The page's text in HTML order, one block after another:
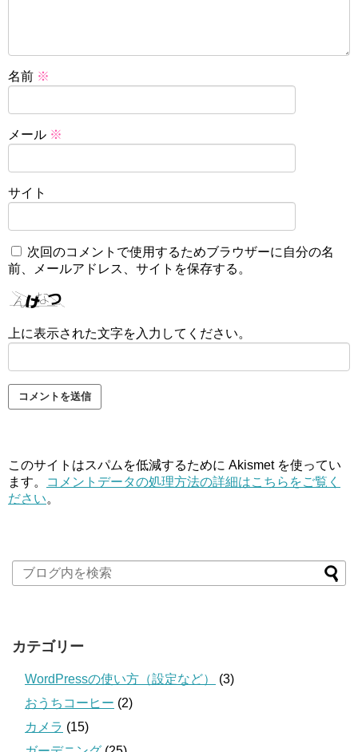
名前 ※
メール ※
サイト
次回のコメントで使用するためブラウザーに自分の名
前、メールアドレス、サイトを保存する。
上に表示された文字を入力してください。
このサイトはスパムを低減するために Akismet を使ってい
ます。
コメントデータの処理方法の詳細はこちらをご覧く
ださい。
カテゴリー
WordPressの使い方（設定など）
(3)
おうちコーヒー (2)
カメラ (15)